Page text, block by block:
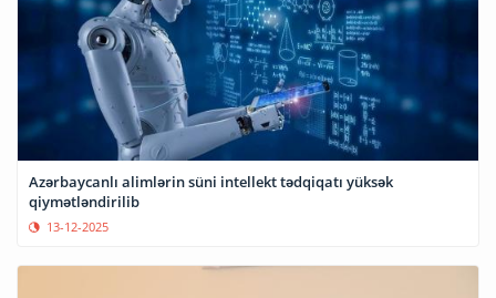
Azərbaycanlı alimlərin süni intellekt tədqiqatı yüksək
qiymətləndirilib
13-12-2025